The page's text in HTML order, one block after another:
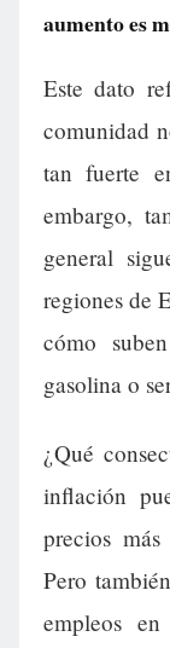
aumento es
Este dato
comunidad
tan fuerte
embargo,
general
regiones de
cómo
gasolina o
¿Qué
inflación
precios
Pero
empleos